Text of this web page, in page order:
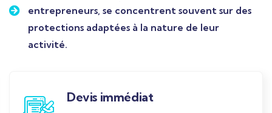
entrepreneurs, se concentrent souvent sur des
protections adaptées à la nature de leur
activité.
Devis immédiat